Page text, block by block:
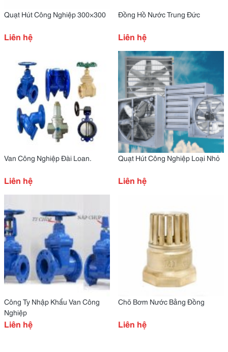
Quạt Hút Công Nghiệp 300×300
Liên hệ
Đồng Hồ Nước Trung Đức
Liên hệ
Van Công Nghiệp Đài Loan.
Liên hệ
Quạt Hút Công Nghiệp Loại Nhỏ
Liên hệ
Công Ty Nhập Khẩu Van Công
Nghiệp
Liên hệ
Chõ Bơm Nước Bằng Đồng
Liên hệ